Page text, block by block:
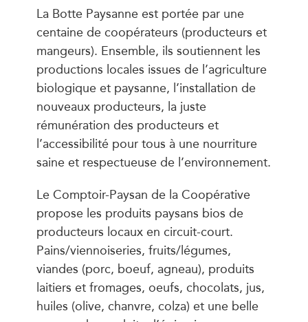
La Botte Paysanne est portée par une
centaine de coopérateurs (producteurs et
mangeurs). Ensemble, ils soutiennent les
productions locales issues de l’agriculture
biologique et paysanne, l’installation de
nouveaux producteurs, la juste
rémunération des producteurs et
l’accessibilité pour tous à une nourriture
saine et respectueuse de l’environnement.
Le Comptoir-Paysan de la Coopérative
propose les produits paysans bios de
producteurs locaux en circuit-court.
Pains/viennoiseries, fruits/légumes,
viandes (porc, boeuf, agneau), produits
laitiers et fromages, oeufs, chocolats, jus,
huiles (olive, chanvre, colza) et une belle